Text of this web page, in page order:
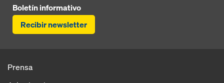
Boletín informativo
Recibir newsletter
Prensa